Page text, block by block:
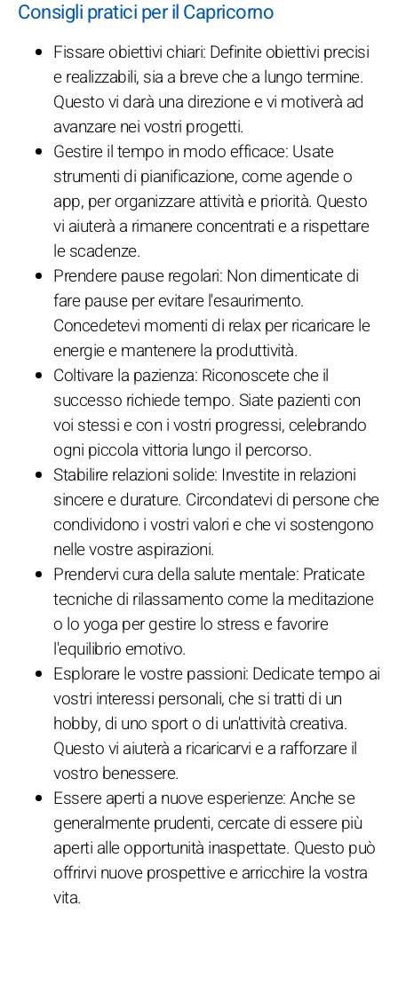
Consigli pratici per il Capricorno
Fissare obiettivi chiari: Definite obiettivi precisi
e realizzabili, sia a breve che a lungo termine.
Questo vi darà una direzione e vi motiverà ad
avanzare nei vostri progetti.
Gestire il tempo in modo efficace: Usate
strumenti di pianificazione, come agende o
app, per organizzare attività e priorità. Questo
vi aiuterà a rimanere concentrati e a rispettare
le scadenze.
Prendere pause regolari: Non dimenticate di
fare pause per evitare l'esaurimento.
Concedetevi momenti di relax per ricaricare le
energie e mantenere la produttività.
Coltivare la pazienza: Riconoscete che il
successo richiede tempo. Siate pazienti con
voi stessi e con i vostri progressi, celebrando
ogni piccola vittoria lungo il percorso.
Stabilire relazioni solide: Investite in relazioni
sincere e durature. Circondatevi di persone che
condividono i vostri valori e che vi sostengono
nelle vostre aspirazioni.
Prendervi cura della salute mentale: Praticate
tecniche di rilassamento come la meditazione
o lo yoga per gestire lo stress e favorire
l'equilibrio emotivo.
Esplorare le vostre passioni: Dedicate tempo ai
vostri interessi personali, che si tratti di un
hobby, di uno sport o di un'attività creativa.
Questo vi aiuterà a ricaricarvi e a rafforzare il
vostro benessere.
Essere aperti a nuove esperienze: Anche se
generalmente prudenti, cercate di essere più
aperti alle opportunità inaspettate. Questo può
offrirvi nuove prospettive e arricchire la vostra
vita.